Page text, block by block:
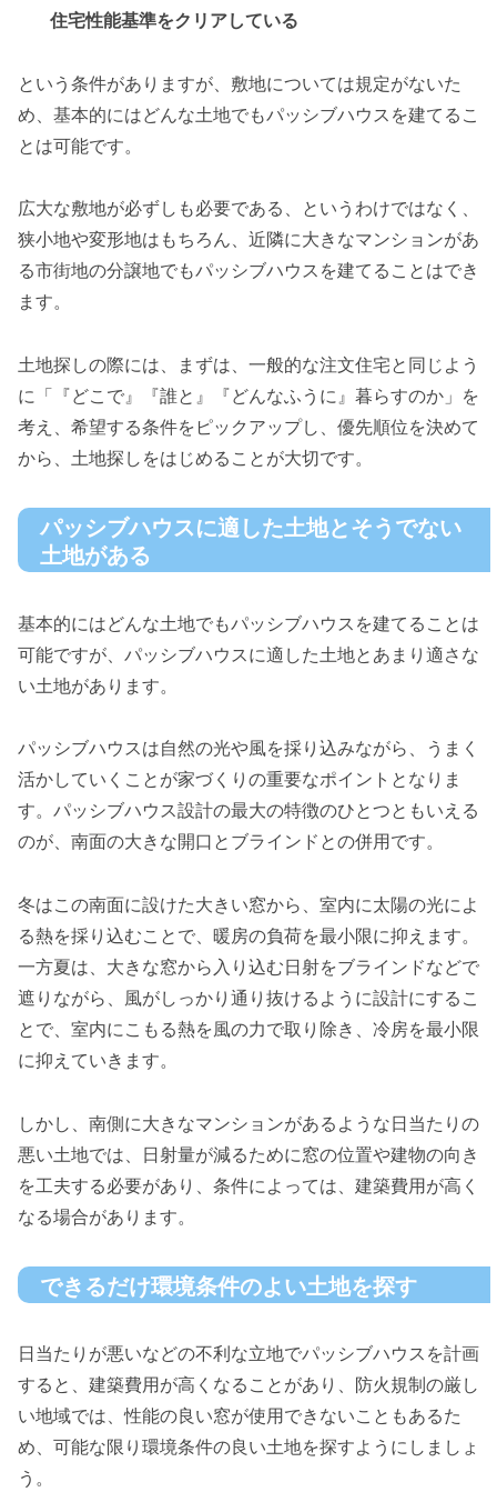
住宅性能基準をクリアしている
という条件がありますが、敷地については規定がないた
め、基本的にはどんな土地でもパッシブハウスを建てるこ
とは可能です。
広大な敷地が必ずしも必要である、というわけではなく、
狭小地や変形地はもちろん、近隣に大きなマンションがあ
る市街地の分譲地でもパッシブハウスを建てることはでき
ます。
土地探しの際には、まずは、一般的な注文住宅と同じよう
に「『どこで』『誰と』『どんなふうに』暮らすのか」を
考え、希望する条件をピックアップし、優先順位を決めて
から、土地探しをはじめることが大切です。
パッシブハウスに適した土地とそうでない
土地がある
基本的にはどんな土地でもパッシブハウスを建てることは
可能ですが、パッシブハウスに適した土地とあまり適さな
い土地があります。
パッシブハウスは自然の光や風を採り込みながら、うまく
活かしていくことが家づくりの重要なポイントとなりま
す。パッシブハウス設計の最大の特徴のひとつともいえる
のが、南面の大きな開口とブラインドとの併用です。
冬はこの南面に設けた大きい窓から、室内に太陽の光によ
る熱を採り込むことで、暖房の負荷を最小限に抑えます。
一方夏は、大きな窓から入り込む日射をブラインドなどで
遮りながら、風がしっかり通り抜けるように設計にするこ
とで、室内にこもる熱を風の力で取り除き、冷房を最小限
に抑えていきます。
しかし、南側に大きなマンションがあるような日当たりの
悪い土地では、日射量が減るために窓の位置や建物の向き
を工夫する必要があり、条件によっては、建築費用が高く
なる場合があります。
できるだけ環境条件のよい土地を探す
日当たりが悪いなどの不利な立地でパッシブハウスを計画
すると、建築費用が高くなることがあり、防火規制の厳し
い地域では、性能の良い窓が使用できないこともあるた
め、可能な限り環境条件の良い土地を探すようにしましょ
う。